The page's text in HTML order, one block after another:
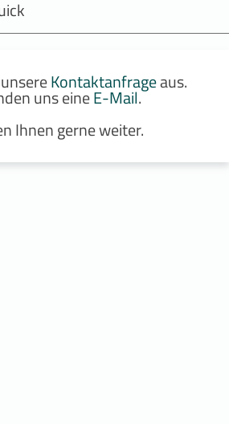
Kontaktanfrageaus.
uns eineE-Mail.
Ihnen gerne weiter.